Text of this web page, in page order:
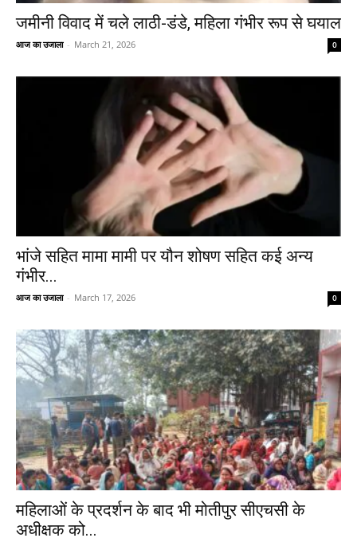
जमीनी विवाद में चले लाठी-डंडे, महिला गंभीर रूप से घयाल
आज का उजाला - March 21, 2026 0
भांजे सहित मामा मामी पर यौन शोषण सहित कई अन्य
गंभीर...
आज का उजाला - March 17, 2026 0
महिलाओं के प्रदर्शन के बाद भी मोतीपुर सीएचसी के
अधीक्षक को...